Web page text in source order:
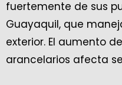
fuertemente de sus
Guayaquil, que
exterior. El aumento
arancelarios afecta